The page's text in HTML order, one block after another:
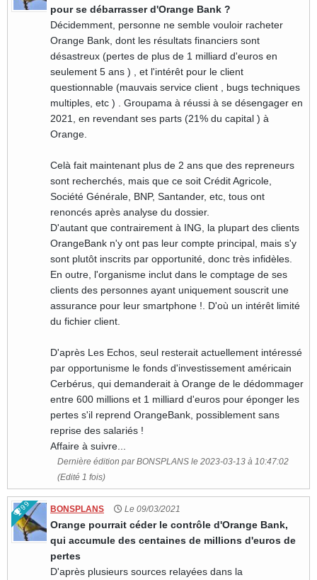
pour se débarrasser d'Orange Bank ?
Décidemment, personne ne semble vouloir racheter
Orange Bank, dont les résultats financiers sont
désastreux (pertes de plus de 1 milliard d'euros en
seulement 5 ans ) , et l'intérêt pour le client
questionnable (mauvais service client , bugs techniques
multiples, etc ) . Groupama à réussi à se désengager en
2021, en revendant ses parts (21% du capital ) à
Orange.
Celà fait maintenant plus de 2 ans que des repreneurs
sont recherchés, mais que ce soit Crédit Agricole,
Société Générale, BNP, Santander, etc, tous ont
renoncés après analyse du dossier.
D'autant que contrairement à ING, la plupart des clients
OrangeBank n'y ont pas leur compte principal, mais s'y
sont plutôt inscrits par opportunité, donc très infidèles.
En outre, l'organisme inclut dans le comptage de ses
clients des personnes ayant uniquement souscrit une
assurance pour leur smartphone !. D'où un intérêt limité
du fichier client.
D'après Les Echos, seul resterait actuellement intéressé
par opportunisme le fonds d'investissement américain
Cerbérus, qui demanderait à Orange de le dédommager
entre 600 millions et 1 milliard d'euros pour éponger les
pertes s'il reprend OrangeBank, possiblement sans
reprise des salariés !
Affaire à suivre...
Dernière édition par BONSPLANS le 2023-03-13 à 10:47:02
(Edité 1 fois)
99 BONSPLANS Le 09/03/2021
Orange pourrait céder le contrôle d'Orange Bank,
qui accumule des centaines de millions d'euros de
pertes
D'après plusieurs sources relayées dans la